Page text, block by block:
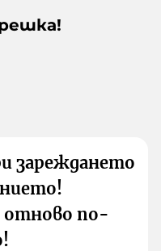
зареждането
по-